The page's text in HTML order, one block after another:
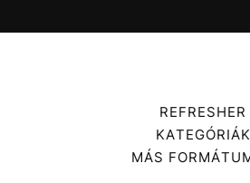
REFRESHER
Médiaajánlat
KATEGÓRIÁK
Zene
MÁS